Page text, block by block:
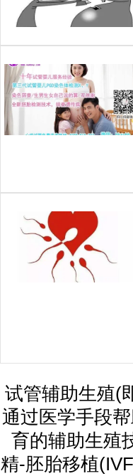
试管辅助生殖(
通过医学手段
育的辅助生殖
精-胚胎移植